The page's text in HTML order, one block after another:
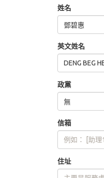
姓名
英文姓名
政黨
信箱
住址